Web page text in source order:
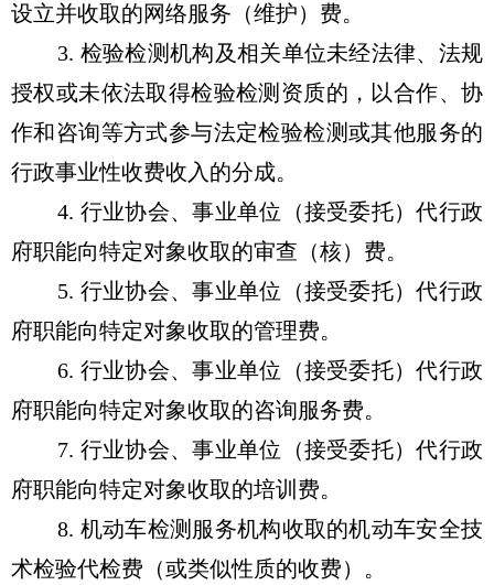
设立并收取的网络服务（维护）费。
3. 检验检测机构及相关单位未经法律、法规
授权或未依法取得检验检测资质的，以合作、协
作和咨询等方式参与法定检验检测或其他服务的
行政事业性收费收入的分成。
4. 行业协会、事业单位（接受委托）代行政
府职能向特定对象收取的审查（核）费。
5. 行业协会、事业单位（接受委托）代行政
府职能向特定对象收取的管理费。
6. 行业协会、事业单位（接受委托）代行政
府职能向特定对象收取的咨询服务费。
7. 行业协会、事业单位（接受委托）代行政
府职能向特定对象收取的培训费。
8. 机动车检测服务机构收取的机动车安全技
术检验代检费（或类似性质的收费）。